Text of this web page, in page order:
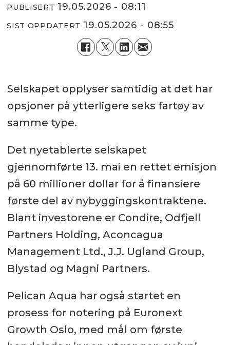
PUBLISERT 19.05.2026 - 08:11
SIST OPPDATERT 19.05.2026 - 08:55
Selskapet opplyser samtidig at det har
opsjoner på ytterligere seks fartøy av
samme type.
Det nyetablerte selskapet
gjennomførte 13. mai en rettet emisjon
på 60 millioner dollar for å finansiere
første del av nybyggingskontraktene.
Blant investorene er Condire, Odfjell
Partners Holding, Aconcagua
Management Ltd., J.J. Ugland Group,
Blystad og Magni Partners.
Pelican Aqua har også startet en
prosess for notering på Euronext
Growth Oslo, med mål om første